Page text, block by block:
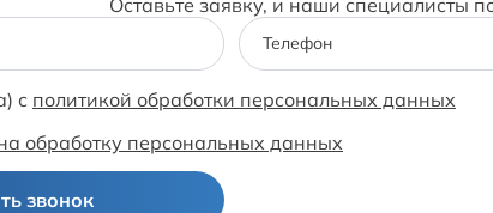
Телефон
с политикой обработки персональных данных
обработку персональных данных
звонок